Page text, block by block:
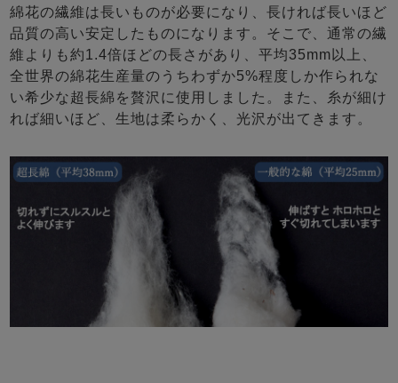
綿花の繊維は長いものが必要になり、長ければ長いほど
品質の高い安定したものになります。そこで、通常の繊
維よりも約1.4倍ほどの長さがあり、平均35mm以上、
全世界の綿花生産量のうちわずか5%程度しか作られな
い希少な超長綿を贅沢に使用しました。また、糸が細け
れば細いほど、生地は柔らかく、光沢が出てきます。